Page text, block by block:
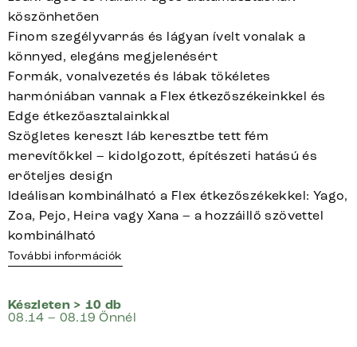
köszönhetően
Finom szegélyvarrás és lágyan ívelt vonalak a
könnyed, elegáns megjelenésért
Formák, vonalvezetés és lábak tökéletes
harmóniában vannak a Flex étkezőszékeinkkel és
Edge étkezőasztalainkkal
Szögletes kereszt láb keresztbe tett fém
merevítőkkel – kidolgozott, építészeti hatású és
erőteljes design
Ideálisan kombinálható a Flex étkezőszékekkel: Yago,
Zoa, Pejo, Heira vagy Xana – a hozzáillő szövettel
kombinálható
További információk
Készleten > 10 db
08.14 – 08.19 Önnél